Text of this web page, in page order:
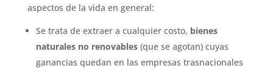
aspectos de la vida en general:
Se trata de extraer a cualquier costo, bienes
naturales no renovables(que se agotan) cuyas
ganancias quedan en las empresas trasnacionales